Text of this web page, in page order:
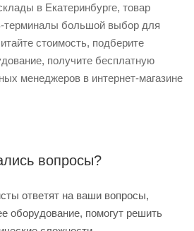
в Екатеринбурге, товар
терминалы большой выбор для
стоимость, подберите
получите бесплатную
менеджеров в интернет-магазине
вопросы?
ответят на ваши вопросы,
оборудование, помогут решить